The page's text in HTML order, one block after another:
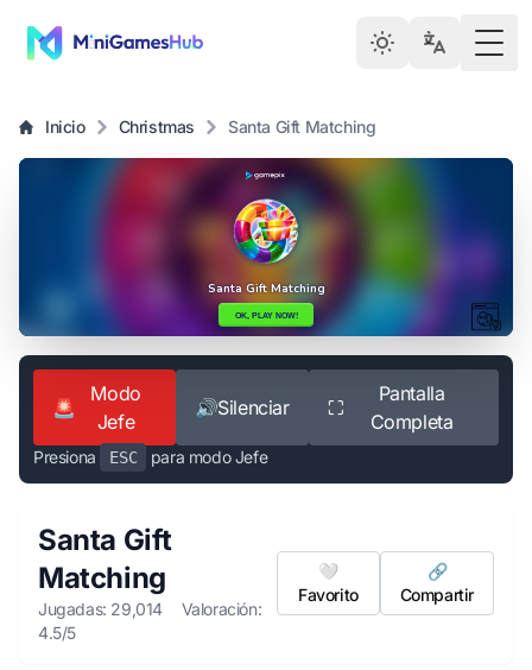
Inicio Christmas Santa Gift Matching
🚨
Modo
Jefe
🔊Silenciar ⛶
Pantalla
Completa
Presiona ESC para modo Jefe
Santa Gift
Matching
Jugadas: 29,014
Valoración:
4.5/5
🤍
Favorito
🔗
Compartir